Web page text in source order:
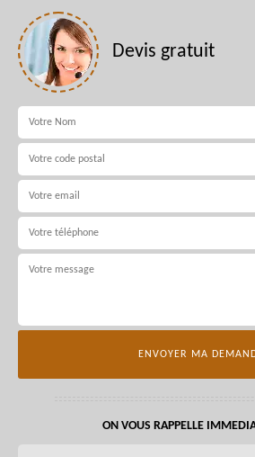
Devis gratuit
ON VOUS RAPPELLE